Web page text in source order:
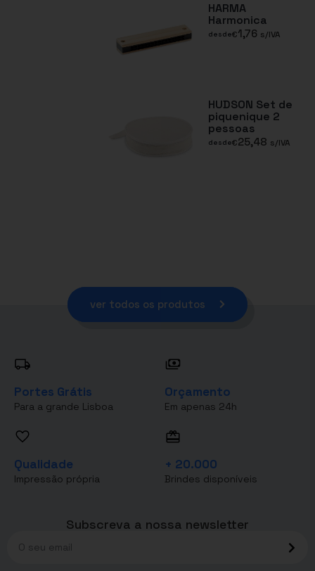
HARMA
Harmonica
desde€1,76 s/IVA
HUDSON Set de
piquenique 2
pessoas
desde€25,48 s/IVA
ver todos os produtos
Portes Grátis
Para a grande Lisboa
Orçamento
Em apenas 24h
Qualidade
Impressão própria
+ 20.000
Brindes disponíveis
Subscreva a nossa newsletter